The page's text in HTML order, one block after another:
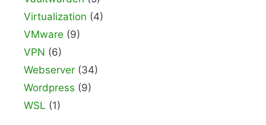
Virtualization (4)
VMware (9)
VPN (6)
Webserver (34)
Wordpress (9)
WSL (1)